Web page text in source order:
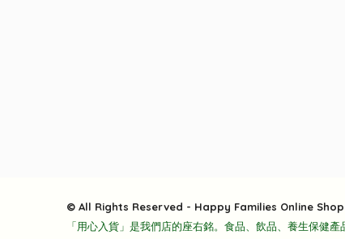
© All Rights Reserved - Happy Families Online Shop
「用心入貨」是我們店的座右銘。食品、飲品、養生保健